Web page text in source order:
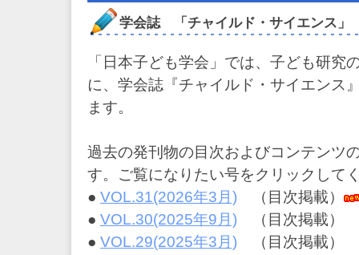
子
ち
の
健
か
成
育
境
づ
学会誌 「チャイルド・サイエンス」
「日本子ども学会」では、子ども研究
に、学会誌『チャイルド・サイエンス
ます。
過去の発刊物の目次およびコンテンツ
す。ご覧になりたい号をクリックして
● VOL.31(2026年3月) （目次掲載）
● VOL.30(2025年9月) （目次掲載）
● VOL.29(2025年3月) （目次掲載）